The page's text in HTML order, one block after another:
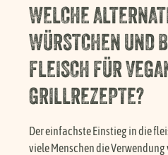
WELCHE
WÜRSTCHEN UND
FLEISCH FÜR
GRILLREZEPTE?
Der einfachste Einstieg in die
viele Menschen die Verwendung